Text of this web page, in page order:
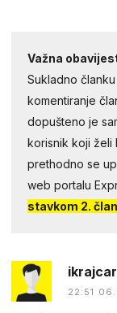
Važna
Sukladno
komentiranje
dopušteno je
korisnik koji želi
prethodno se
web portalu
stavkom 2.
ikrajcar
22:51